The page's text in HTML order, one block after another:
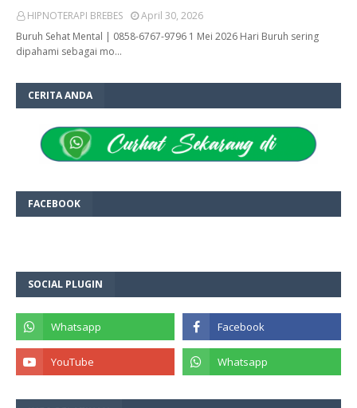
HIPNOTERAPI BREBES
April 30, 2026
Buruh Sehat Mental | 0858-6767-9796 1 Mei 2026 Hari Buruh sering
dipahami sebagai mo…
CERITA ANDA
FACEBOOK
SOCIAL PLUGIN